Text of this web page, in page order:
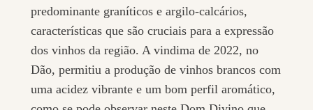
predominante graníticos e argilo-calcários,
características que são cruciais para a expressão
dos vinhos da região. A vindima de 2022, no
Dão, permitiu a produção de vinhos brancos com
uma acidez vibrante e um bom perfil aromático,